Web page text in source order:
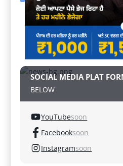
SOCIAL MEDIA PLAT
BELOW
YouTubesoon
Facebooksoon
Instagramsoon